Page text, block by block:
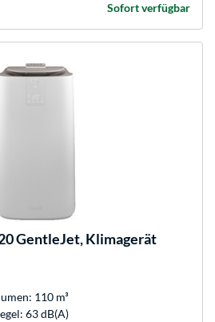
Sofort verfügbar
GentleJet, Klimagerät
110 m³
63 dB(A)